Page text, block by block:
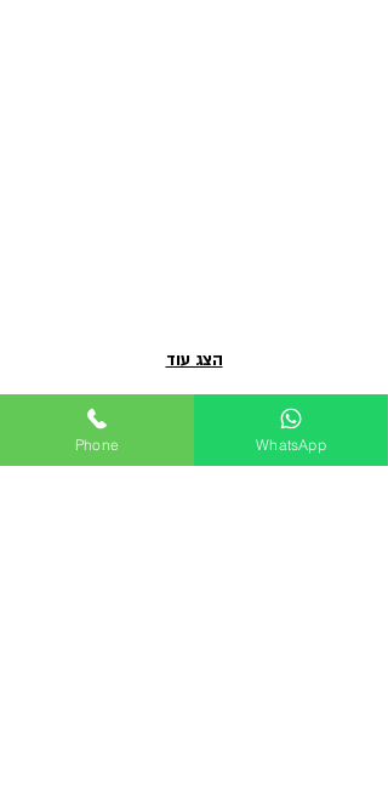
הצג עוד
Phone WhatsApp